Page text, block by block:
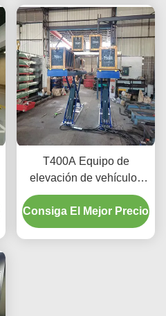
T400A Equipo de
elevación de vehículos
de perfil ultra bajo para la
alineación y el
mantenimiento
Consiga El Mejor Precio